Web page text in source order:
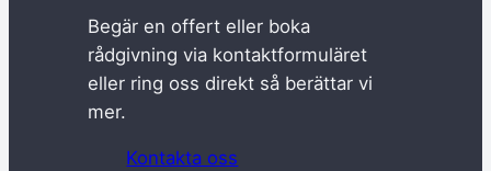
Begär en offert eller boka
rådgivning via kontaktformuläret
eller ring oss direkt så berättar vi
mer.
Kontakta oss